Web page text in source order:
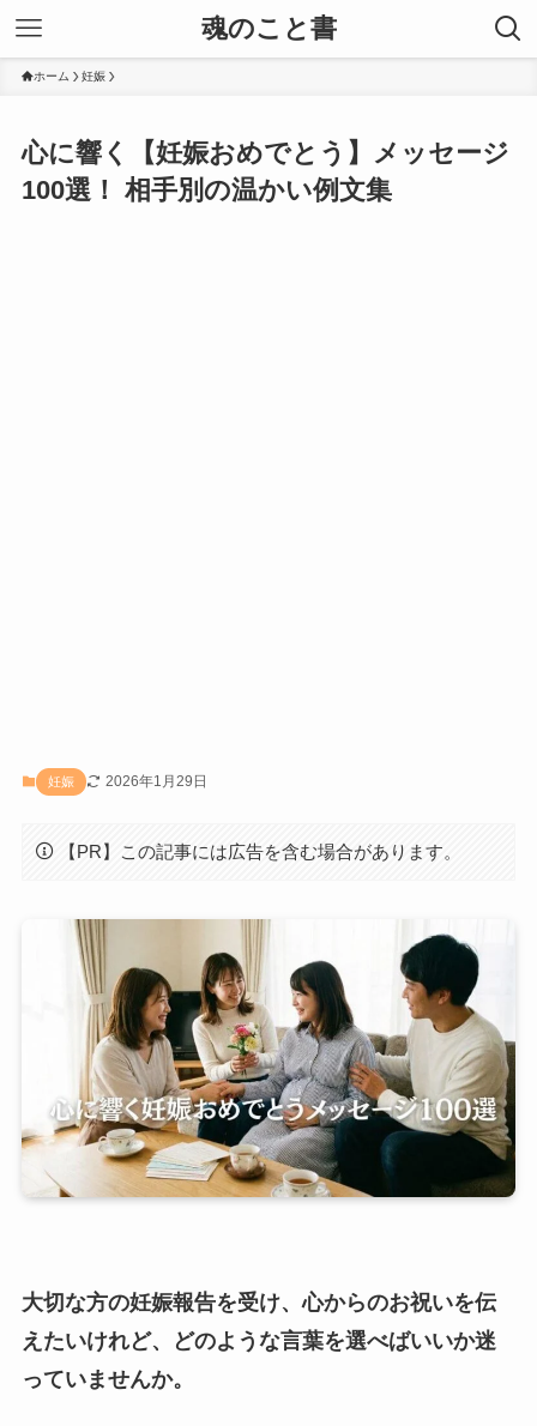
魂のこと書
ホーム 妊娠
心に響く【妊娠おめでとう】メッセージ
100選！ 相手別の温かい例文集
妊娠 2026年1月29日
【PR】この記事には広告を含む場合があります。
大切な方の妊娠報告を受け、心からのお祝いを伝
えたいけれど、どのような言葉を選べばいいか迷
っていませんか。